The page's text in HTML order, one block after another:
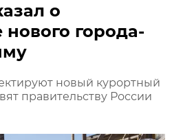
о
нового города-
новый курортный
правительству России